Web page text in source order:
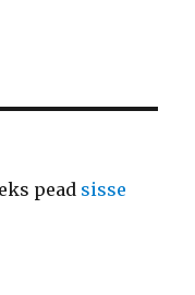
pead sisse